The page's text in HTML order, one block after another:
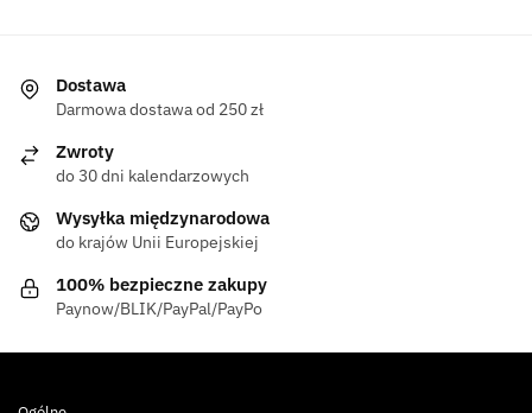
Dostawa
Darmowa dostawa od 250 zł
Zwroty
do 30 dni kalendarzowych
Wysyłka międzynarodowa
do krajów Unii Europejskiej
100% bezpieczne zakupy
Paynow/BLIK/PayPal/PayPo